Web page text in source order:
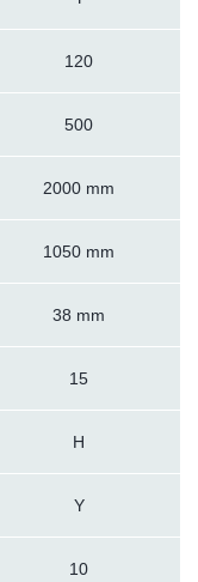
120
500
2000 mm
1050 mm
38 mm
15
H
Y
10